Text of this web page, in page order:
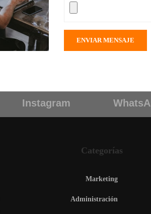
Instagram
Categorías
Marketing
Administración